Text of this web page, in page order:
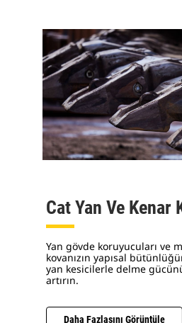
Cat Yan Ve Kenar
Yan gövde koruyucuları ve
kovanızın yapısal
yan kesicilerle delme
artırın.
Daha Fazlasını Görüntüle